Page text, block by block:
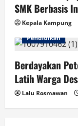
SMK Berbasis
Kepala Kampung
Pendidikan
Berdayakan
Latih Warga
Lalu Rosmawan